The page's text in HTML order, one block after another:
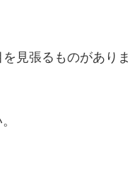
見張るものがあり